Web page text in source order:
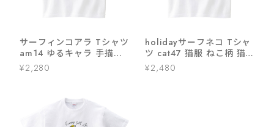
サーフィンコアラ Tシャツ
am14 ゆるキャラ 手描き
コアラ アニマル おもしろt
シャツ 動物 哺乳類
¥2,280
holidayサーフネコ Tシャ
ツ cat47 猫服 ねこ柄 猫
柄
¥2,480